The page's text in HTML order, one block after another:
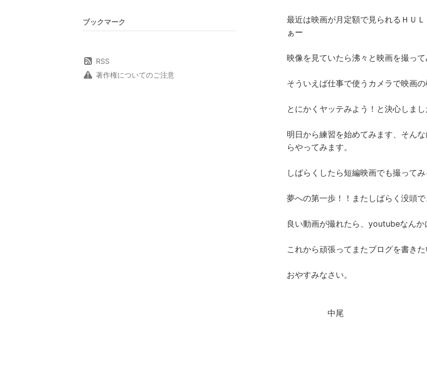
最近は映画が月定額で見られるＨＵ
ぁー
映像を見ていたら沸々と映画を撮っ
そういえば仕事で使うカメラで映画
とにかくヤッテみよう！と決心しまし
明日から練習を始めてみます、そん
らやってみます。
しばらくしたら短編映画でも撮ってみ
夢への第一歩！！またしばらく没頭で
良い動画が撮れたら、youtubeなんか
これから頑張ってまたブログを書きた
おやすみなさい。
中尾
ブックマーク
RSS
著作権についてのご注意